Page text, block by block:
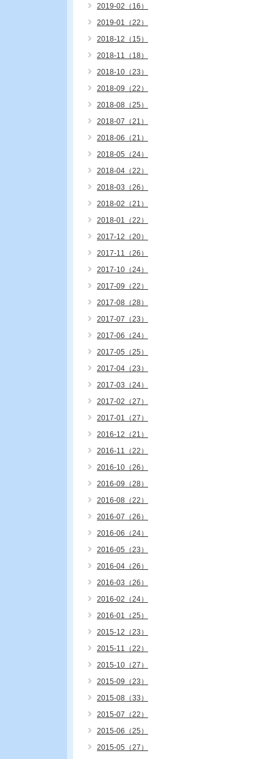
2019-02（16）
2019-01（22）
2018-12（15）
2018-11（18）
2018-10（23）
2018-09（22）
2018-08（25）
2018-07（21）
2018-06（21）
2018-05（24）
2018-04（22）
2018-03（26）
2018-02（21）
2018-01（22）
2017-12（20）
2017-11（26）
2017-10（24）
2017-09（22）
2017-08（28）
2017-07（23）
2017-06（24）
2017-05（25）
2017-04（23）
2017-03（24）
2017-02（27）
2017-01（27）
2016-12（21）
2016-11（22）
2016-10（26）
2016-09（28）
2016-08（22）
2016-07（26）
2016-06（24）
2016-05（23）
2016-04（26）
2016-03（26）
2016-02（24）
2016-01（25）
2015-12（23）
2015-11（22）
2015-10（27）
2015-09（23）
2015-08（33）
2015-07（22）
2015-06（25）
2015-05（27）